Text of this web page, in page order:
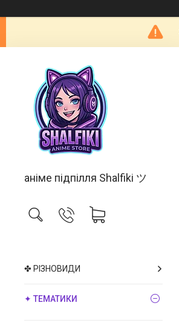
аніме підпілля Shalfiki ツ
✤ РІЗНОВИДИ
✦ ТЕМАТИКИ